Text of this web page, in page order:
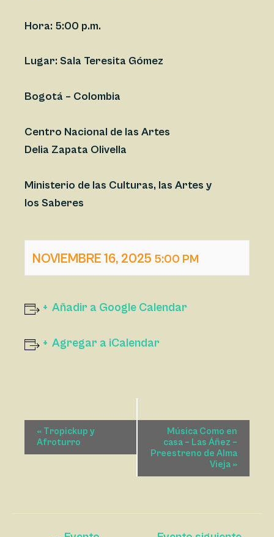
Hora: 5:00 p.m.
Lugar: Sala Teresita Gómez
Bogotá – Colombia
Centro Nacional de las Artes
Delia Zapata Olivella
Ministerio de las Culturas, las Artes y
los Saberes
NOVIEMBRE 16, 2025 5:00 PM
Añadir a Google Calendar
Agregar a iCalendar
« Tropickup y
Afroturro
Música Como en
casa – Las Áñez –
Preestreno de Alma
Vieja »